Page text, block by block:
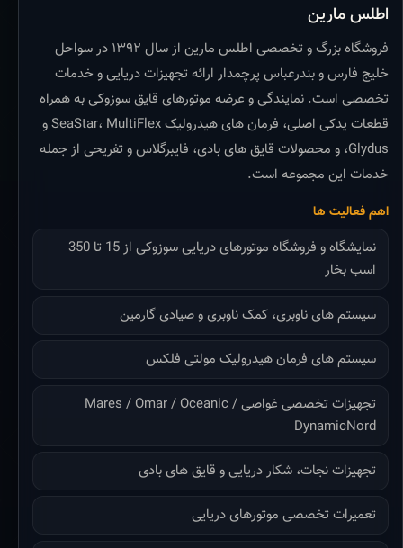
اطلس مارین
فروشگاه بزرگ و تخصصی اطلس مارین از سال ۱۳۹۲ در سواحل
خلیج فارس و بندرعباس پرچمدار ارائه تجهیزات دریایی و خدمات
تخصصی است. نمایندگی و عرضه موتورهای قایق سوزوکی به همراه
قطعات یدکی اصلی، فرمان های هیدرولیک SeaStar، MultiFlex و
Glydus، و محصولات قایق های بادی، فایبرگلاس و تفریحی از جمله
خدمات این مجموعه است.
اهم فعالیت ها
نمایشگاه و فروشگاه موتورهای دریایی سوزوکی از 15 تا 350
اسب بخار
سیستم های ناوبری، کمک ناوبری و صیادی گارمین
سیستم های فرمان هیدرولیک مولتی فلکس
تجهیزات تخصصی غواصی Mares / Omar / Oceanic /
DynamicNord
تجهیزات نجات، شکار دریایی و قایق های بادی
تعمیرات تخصصی موتورهای دریایی